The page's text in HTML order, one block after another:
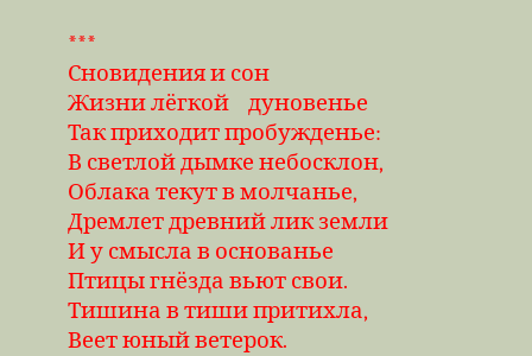
***
Сновидения и сон
Жизни лёгкой
дуновенье
Так приходит пробужденье:
В светлой дымке небосклон,
Облака текут в молчанье,
Дремлет древний лик земли
И у смысла в основанье
Птицы гнёзда вьют свои.
Тишина в тиши притихла,
Веет юный ветерок.